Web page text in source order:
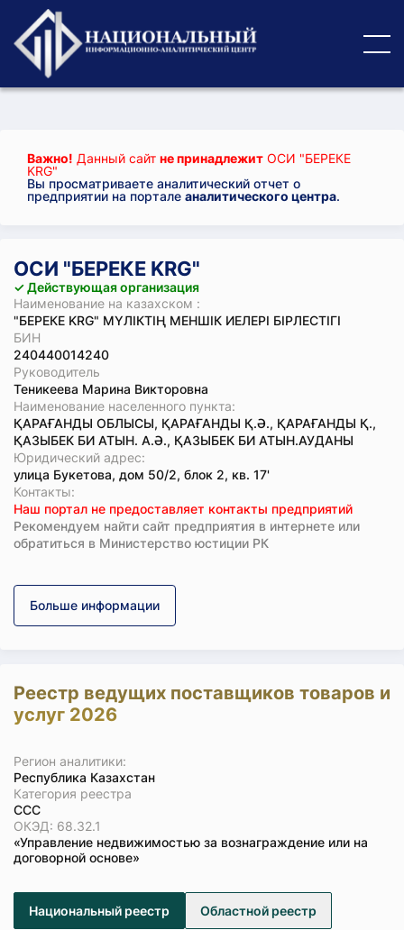
Важно! Данный сайт не принадлежит ОСИ "БЕРЕКЕ
KRG"
Вы просматриваете аналитический отчет о
предприятии на портале аналитического центра.
ОСИ "БЕРЕКЕ KRG"
✓ Действующая организация
Наименование на казахском :
"БЕРЕКЕ KRG" МҮЛІКТІҢ МЕНШІК ИЕЛЕРІ БІРЛЕСТІГІ
БИН
240440014240
Руководитель
Теникеева Марина Викторовна
Наименование населенного пункта:
ҚАРАҒАНДЫ ОБЛЫСЫ, ҚАРАҒАНДЫ Қ.Ә., ҚАРАҒАНДЫ Қ.,
ҚАЗЫБЕК БИ АТЫН. А.Ә., ҚАЗЫБЕК БИ АТЫН.АУДАНЫ
Юридический адрес:
улица Букетова, дом 50/2, блок 2, кв. 17'
Koнтaкты:
Наш портал не предоставляет контакты предприятий
Рекомендуем найти сайт предприятия в интернете или
обратиться в Министерство юстиции РК
Больше информации
Реестр ведущих поставщиков товаров и
услуг 2026
Регион аналитики:
Республика Казахстан
Категория реестра
ССС
ОКЭД: 68.32.1
«Управление недвижимостью за вознаграждение или на
договорной основе»
Национальный реестр Областной реестр